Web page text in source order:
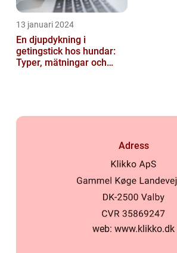
13 januari 2024
En djupdykning i
getingstick hos hundar:
Typer, mätningar och
Adress
web: www.klikko.dk